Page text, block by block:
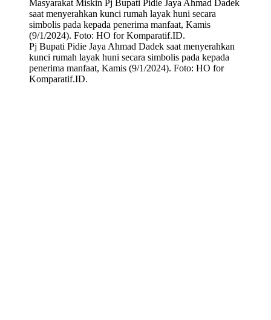
Pj Bupati Pidie Jaya Ahmad Dadek saat menyerahkan
kunci rumah layak huni secara simbolis pada kepada
penerima manfaat, Kamis (9/1/2024). Foto: HO for
Komparatif.ID.